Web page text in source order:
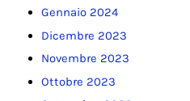
Gennaio 2024
Dicembre 2023
Novembre 2023
Ottobre 2023